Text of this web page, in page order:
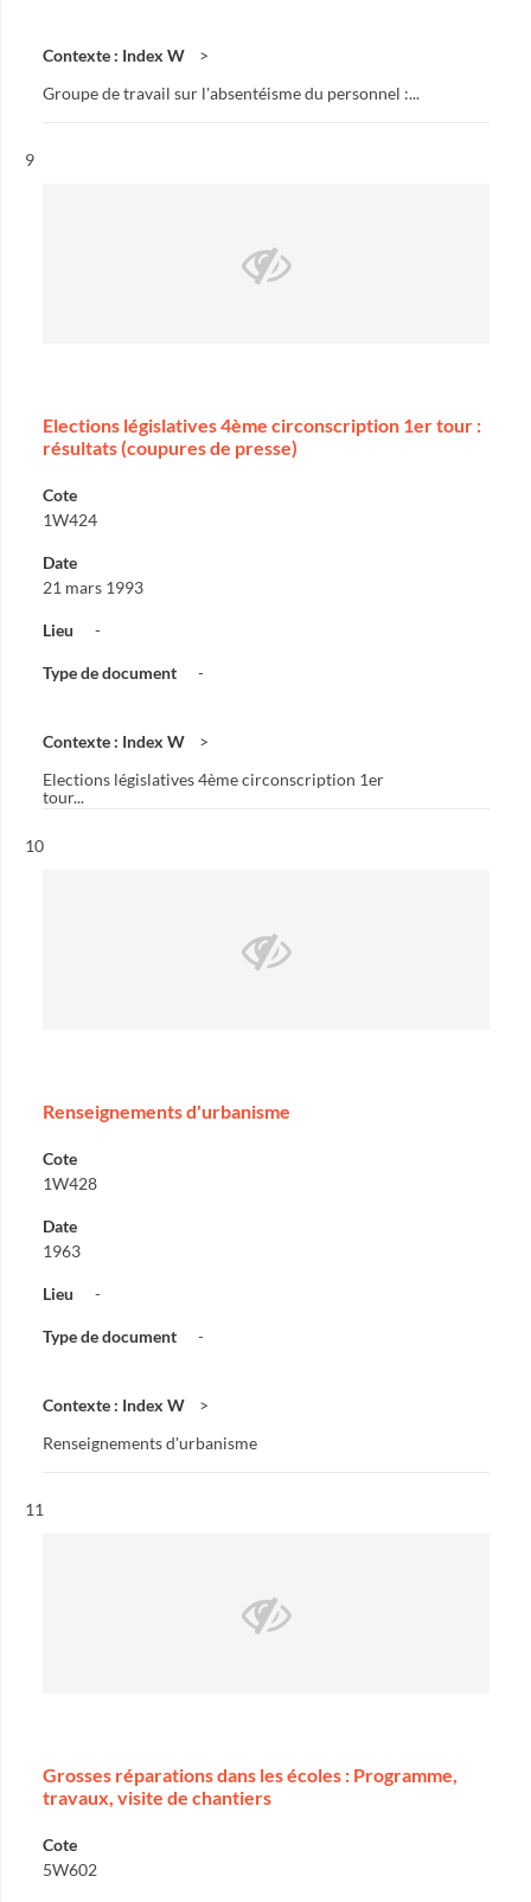
Contexte : Index W
Groupe de travail sur l'absentéisme du personnel :...
Résultat n°
9
Elections législatives 4ème circonscription 1er tour :
résultats (coupures de presse)
Cote
1W424
Date
21 mars 1993
Lieu -
Type de document -
Contexte : Index W
Elections législatives 4ème circonscription 1er
tour...
Résultat n°
10
Renseignements d'urbanisme
Cote
1W428
Date
1963
Lieu -
Type de document -
Contexte : Index W
Renseignements d'urbanisme
Résultat n°
11
Grosses réparations dans les écoles : Programme,
travaux, visite de chantiers
Cote
5W602